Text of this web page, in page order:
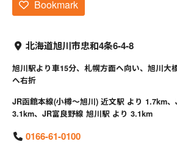
Bookmark
北海道旭川市忠和4条6-4-8
旭川駅より車15分、札幌方面へ向い、旭川大
へ右折
JR函館本線(小樽～旭川) 近文駅 より 1.7km
3.1km、JR富良野線 旭川駅 より 3.1km
0166-61-0100